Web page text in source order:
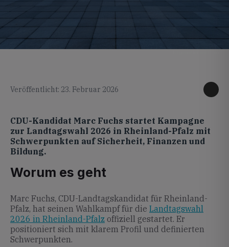
Veröffentlicht: 23. Februar 2026
CDU-Kandidat Marc Fuchs startet Kampagne
zur Landtagswahl 2026 in Rheinland-Pfalz mit
Schwerpunkten auf Sicherheit, Finanzen und
Bildung.
Worum es geht
Marc Fuchs, CDU-Landtagskandidat für Rheinland-
Pfalz, hat seinen Wahlkampf für die Landtagswahl
2026 in Rheinland-Pfalz offiziell gestartet. Er
positioniert sich mit klarem Profil und definierten
Schwerpunkten.